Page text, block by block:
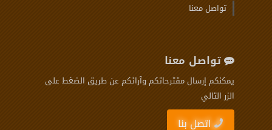
تواصل معنا
تواصل معنا
يمكنكم إرسال مقترحاتكم وآرائكم عن طريق الضغط على
الزر التالي
اتصل بنا